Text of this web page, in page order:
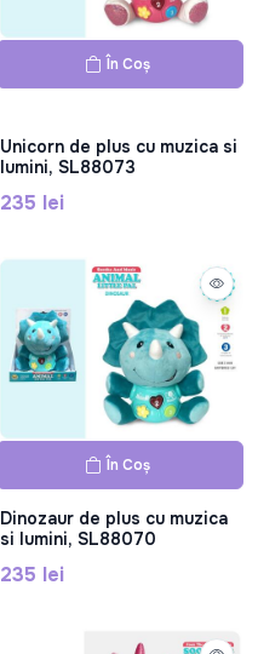
În Coș
Unicorn de plus cu muzica si
lumini, SL88073
235 lei
În Coș
Dinozaur de plus cu muzica
si lumini, SL88070
235 lei